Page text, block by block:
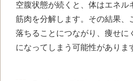
空腹状態が続くと、体はエネル
筋肉を分解します。その結果、
落ちることにつながり、痩せに
になってしまう可能性がありま